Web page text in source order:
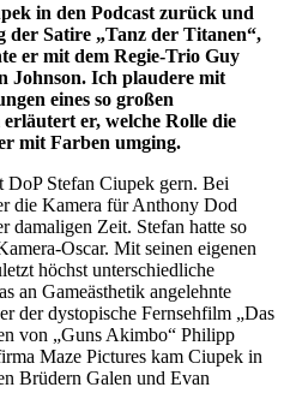
in den Podcast zurück und
der Satire „Tanz der Titanen“,
er mit dem Regie-Trio Guy
Johnson. Ich plaudere mit
eines so großen
er, welche Rolle die
mit Farben umging.
DoP Stefan Ciupek gern. Bei
die Kamera für Anthony Dod
damaligen Zeit. Stefan hatte so
Oscar. Mit seinen eigenen
höchst unterschiedliche
an Gameästhetik angelehnte
der dystopische Fernsehfilm „Das
von „Guns Akimbo“ Philipp
Maze Pictures kam Ciupek in
Brüdern Galen und Evan